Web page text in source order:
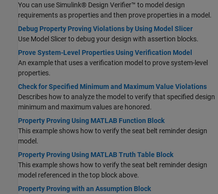
You can use Simulink® Design Verifier™ to model design
requirements as properties and then prove properties in a model.
Debug Property Proving Violations by Using Model Slicer
Use Model Slicer to debug your design with assertion blocks.
Prove System-Level Properties Using Verification Model
An example that uses a verification model to prove system-level
properties.
Check for Specified Minimum and Maximum Value Violations
Describes how to analyze the model to verify that specified design
minimum and maximum values are honored.
Property Proving Using MATLAB Function Block
This example shows how to verify the seat belt reminder design
model.
Property Proving Using MATLAB Truth Table Block
This example shows how to verify the seat belt reminder design
model referenced in the top block above.
Property Proving with an Assumption Block